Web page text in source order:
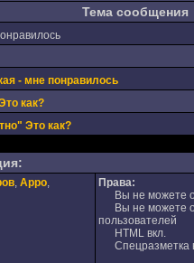
Тема сообщения
- мне понравилось
как?
Это как?
, Appo,
Права:
Вы не можете
Вы не можете
пользователей
HTML вкл.
Спецразметка